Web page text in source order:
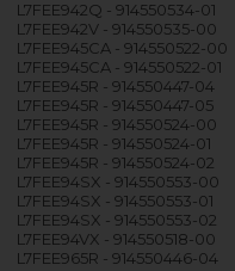
L7FEE942Q - 914550534-01
L7FEE942V - 914550535-00
L7FEE945CA - 914550522-00
L7FEE945CA - 914550522-01
L7FEE945R - 914550447-04
L7FEE945R - 914550447-05
L7FEE945R - 914550524-00
L7FEE945R - 914550524-01
L7FEE945R - 914550524-02
L7FEE94SX - 914550553-00
L7FEE94SX - 914550553-01
L7FEE94SX - 914550553-02
L7FEE94VX - 914550518-00
L7FEE965R - 914550446-04